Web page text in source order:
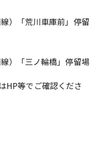
）「荒川車庫前」停留
）「三ノ輪橋」停留場
HP等でご確認くださ